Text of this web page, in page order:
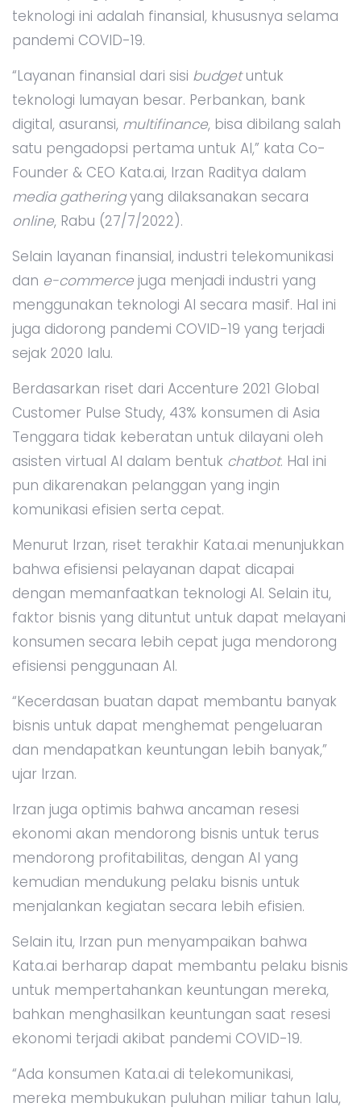
teknologi ini adalah finansial, khususnya selama
pandemi COVID-19.
“Layanan finansial dari sisi budgetuntuk
teknologi lumayan besar. Perbankan, bank
digital, asuransi, multifinance, bisa dibilang salah
satu pengadopsi pertama untuk AI,” kata Co-
Founder & CEO Kata.ai, Irzan Raditya dalam
media gatheringyang dilaksanakan secara
online, Rabu (27/7/2022).
Selain layanan finansial, industri telekomunikasi
dan e-commerce juga menjadi industri yang
menggunakan teknologi AI secara masif. Hal ini
juga didorong pandemi COVID-19 yang terjadi
sejak 2020 lalu.
Berdasarkan riset dari Accenture 2021 Global
Customer Pulse Study, 43% konsumen di Asia
Tenggara tidak keberatan untuk dilayani oleh
asisten virtual AI dalam bentuk chatbot. Hal ini
pun dikarenakan pelanggan yang ingin
komunikasi efisien serta cepat.
Menurut Irzan, riset terakhir Kata.ai menunjukkan
bahwa efisiensi pelayanan dapat dicapai
dengan memanfaatkan teknologi AI. Selain itu,
faktor bisnis yang dituntut untuk dapat melayani
konsumen secara lebih cepat juga mendorong
efisiensi penggunaan AI.
“Kecerdasan buatan dapat membantu banyak
bisnis untuk dapat menghemat pengeluaran
dan mendapatkan keuntungan lebih banyak,”
ujar Irzan.
Irzan juga optimis bahwa ancaman resesi
ekonomi akan mendorong bisnis untuk terus
mendorong profitabilitas, dengan AI yang
kemudian mendukung pelaku bisnis untuk
menjalankan kegiatan secara lebih efisien.
Selain itu, Irzan pun menyampaikan bahwa
Kata.ai berharap dapat membantu pelaku bisnis
untuk mempertahankan keuntungan mereka,
bahkan menghasilkan keuntungan saat resesi
ekonomi terjadi akibat pandemi COVID-19.
“Ada konsumen Kata.ai di telekomunikasi,
mereka membukukan puluhan miliar tahun lalu,